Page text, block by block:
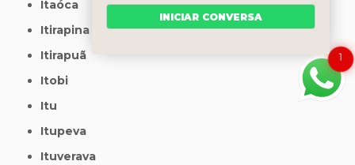
Itaóca
Itirapina
Itirapuã
Itobi
Itu
Itupeva
Ituverava
1
INICIAR CONVERSA